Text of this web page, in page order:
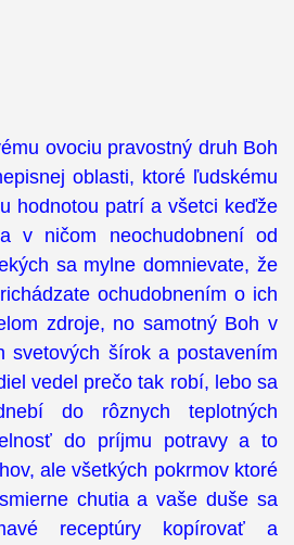
ovociu pravostný druh Boh
oblasti, ktoré ľudskému
hodnotou patrí a všetci keďže
v ničom neochudobnení od
sa mylne domnievate, že
ochudobnením o ich
zdroje, no samotný Boh v
svetových šírok a postavením
vedel prečo tak robí, lebo sa
do rôznych teplotných
do príjmu potravy a to
ale všetkých pokrmov ktoré
chutia a vaše duše sa
receptúry kopírovať a